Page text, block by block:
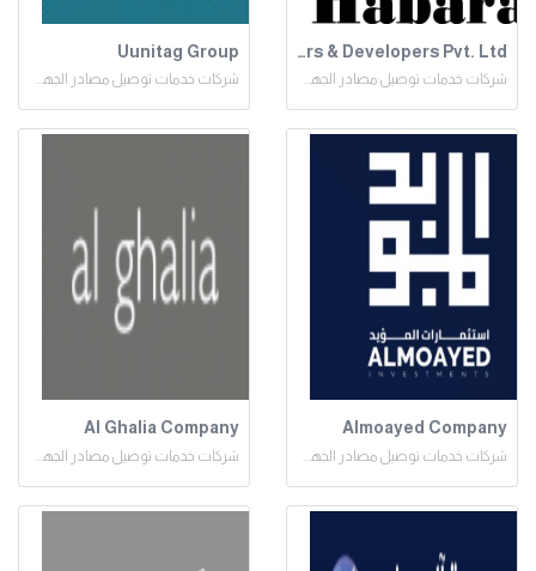
Uunitag Group
شركات خدمات توصيل مصادر الجهد المنخفض
Habara Builders & Developers Pvt. Ltd.
شركات خدمات توصيل مصادر الجهد المنخفض
Al Ghalia Company Almoayed Company